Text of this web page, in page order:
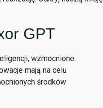
GPT
wzmocnione
mają na celu
środków